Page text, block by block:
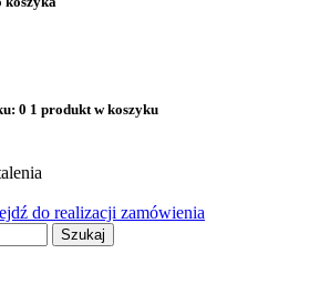
0 1 produkt w koszyku
do realizacji zamówienia
Szukaj